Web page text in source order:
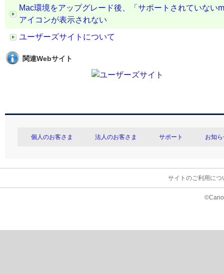
Mac環境をアップグレード後、「サポートされていな
アイコンが表示されない
ユーザーズサイトについて
関連Webサイト
個人のお客さま 法人のお客さま サポート お知
サイトのご利用につ